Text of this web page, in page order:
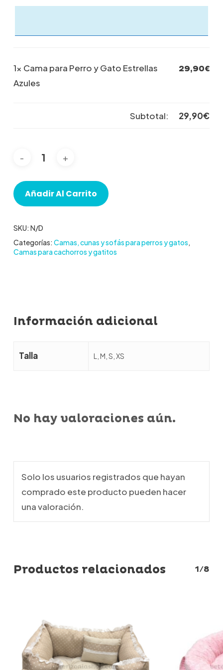
1× Cama para Perro y Gato Estrellas
Azules
29,90€
Subtotal: 29,90€
Añadir Al Carrito
SKU: N/D
Categorías: Camas, cunas y sofás para perros y gatos,
Camas para cachorros y gatitos
Información adicional
Talla L, M, S, XS
No hay valoraciones aún.
Solo los usuarios registrados que hayan
comprado este producto pueden hacer
una valoración.
Productos relacionados 1/8